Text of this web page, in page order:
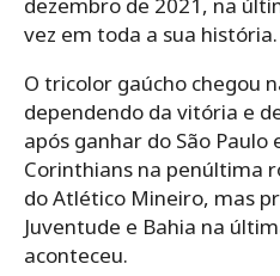
vez em toda a sua história.
O tricolor gaúcho chegou
dependendo da vitória e
após ganhar do São
Corinthians na penúltima
do Atlético Mineiro, mas
Juventude e Bahia na
aconteceu.